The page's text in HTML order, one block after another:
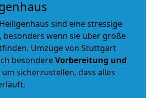
sind eine stressige
besonders wenn sie über große
Umzüge von Stuttgart
besondereVorbereitung und
um sicherzustellen, dass alles